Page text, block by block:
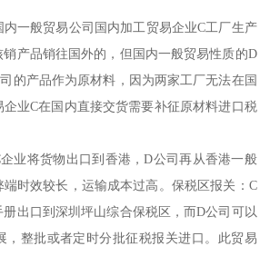
一般贸易公司 国内加工贸易企业C工厂生产
产品销往国外的，但国内一般贸易性质的D
的产品作为原材料，因为两家工厂无法在国
业C在国内直接交货需要补征原材料进口税
业将货物出口到香港，D公司再从香港一般
时效较长，运输成本过高。保税区报关：C
出口到深圳坪山综合保税区，而D公司可以
，整批或者定时分批征税报关进口。此贸易